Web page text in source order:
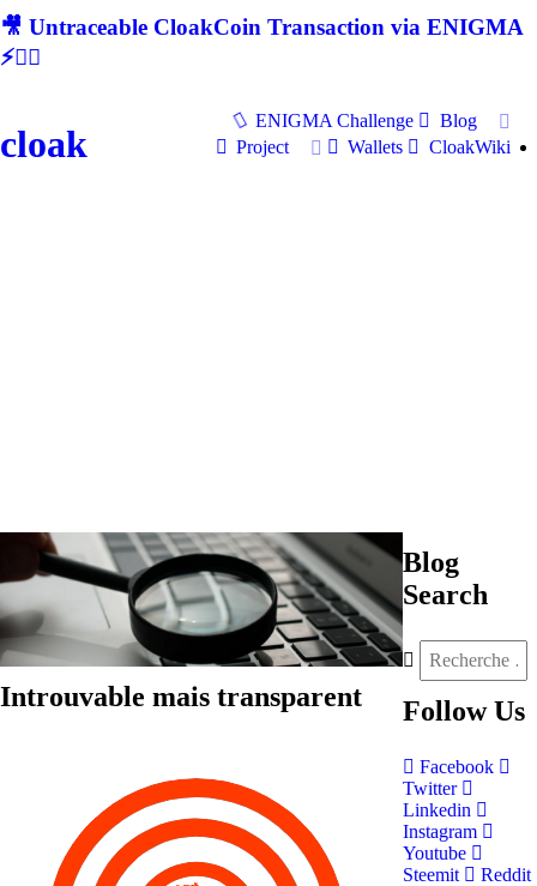
🎥 Untraceable CloakCoin Transaction via ENIGMA
⚡🕵‍♂
cloak
ENIGMA Challenge
Blog
Project
Wallets CloakWiki
Introuvable mais transparent
Blog
Search
Follow Us
Facebook
Twitter
Linkedin
Instagram
Youtube
Steemit
Reddit